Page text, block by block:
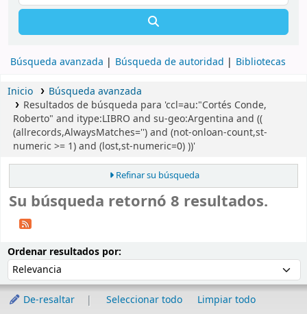
Búsqueda avanzada Búsqueda de autoridad Bibliotecas
Inicio
Búsqueda avanzada
Resultados de búsqueda para 'ccl=au:"Cortés Conde,
Roberto" and itype:LIBRO and su-geo:Argentina and ((
(allrecords,AlwaysMatches='') and (not-onloan-count,st-
numeric >= 1) and (lost,st-numeric=0) ))'
Refinar su búsqueda
Su búsqueda retornó 8 resultados.
Ordenar resultados por:
De-resaltar Seleccionar todo
Limpiar todo